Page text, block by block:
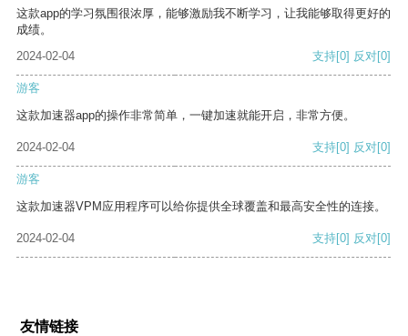
这款app的学习氛围很浓厚，能够激励我不断学习，让我能够取得更好的
成绩。
2024-02-04
支持[0] 反对[0]
游客
这款加速器app的操作非常简单，一键加速就能开启，非常方便。
2024-02-04 支持[0] 反对[0]
游客
这款加速器VPM应用程序可以给你提供全球覆盖和最高安全性的连接。
2024-02-04 支持[0] 反对[0]
友情链接